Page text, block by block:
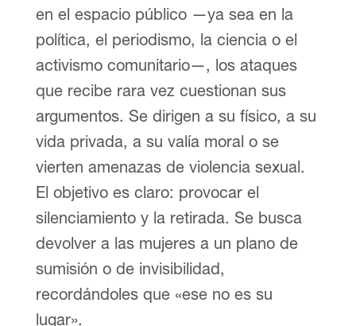
en el espacio público —ya sea en la
política, el periodismo, la ciencia o el
activismo comunitario—, los ataques
que recibe rara vez cuestionan sus
argumentos. Se dirigen a su físico, a su
vida privada, a su valía moral o se
vierten amenazas de violencia sexual.
El objetivo es claro: provocar el
silenciamiento y la retirada. Se busca
devolver a las mujeres a un plano de
sumisión o de invisibilidad,
recordándoles que «ese no es su
lugar».